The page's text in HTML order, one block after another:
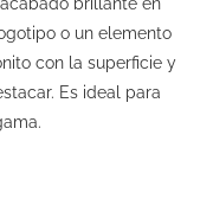
brillante en
o un elemento
con la superficie y
Es ideal para